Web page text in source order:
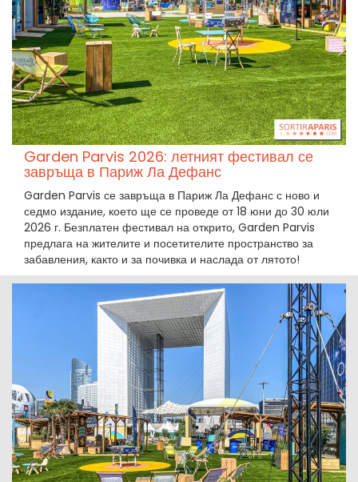
Garden Parvis 2026: летният фестивал се
завръща в Париж Ла Дефанс
Garden Parvis се завръща в Париж Ла Дефанс с ново и
седмо издание, което ще се проведе от 18 юни до 30 юли
2026 г. Безплатен фестивал на открито, Garden Parvis
предлага на жителите и посетителите пространство за
забавления, както и за почивка и наслада от лятото!